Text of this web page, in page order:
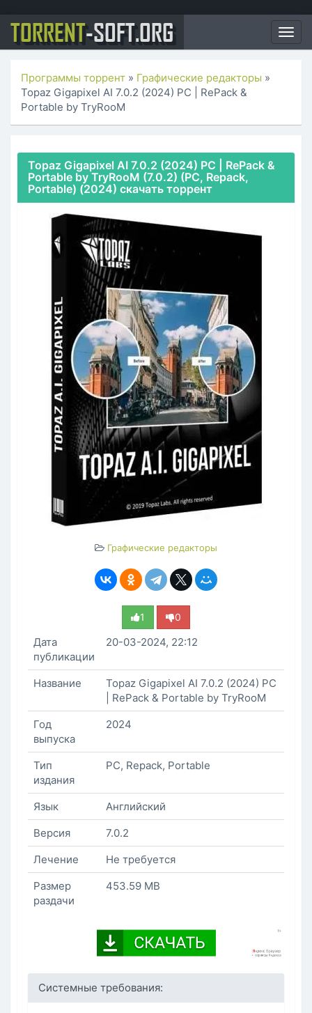
TORRENT-SOFT.ORG
Программы торрент » Графические редакторы »
Topaz Gigapixel AI 7.0.2 (2024) PC | RePack &
Portable by TryRooM
Topaz Gigapixel AI 7.0.2 (2024) PC | RePack &
Portable by TryRooM (7.0.2) (PC, Repack,
Portable) (2024) скачать торрент
Графические редакторы
1 0
Дата
публикации
20-03-2024, 22:12
Название
Topaz Gigapixel AI 7.0.2 (2024) PC
| RePack & Portable by TryRooM
Год
выпуска
2024
Тип
издания
PC, Repack, Portable
Язык
Английский
Версия
7.0.2
Лечение
Не требуется
Размер
раздачи
453.59 MB
Системные требования: